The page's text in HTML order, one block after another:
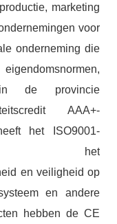
marketing
voor
onderneming die
in de provincie
AAA+-
het ISO9001-
het
en veiligheid op
en andere
hebben de CE